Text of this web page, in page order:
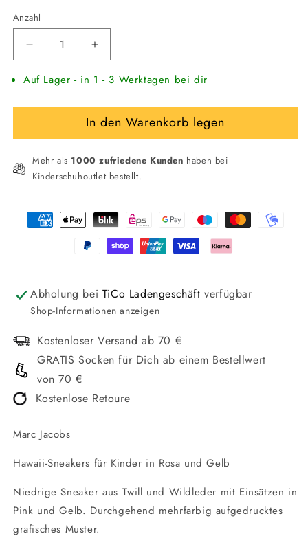
Anzahl
Verringere
die
Menge
MARC
Hawaii-
Erhöhe
die
Menge
MARC
JACOBS
Hawaii-
Auf Lager - in 1 - 3 Werktagen bei dir
In den Warenkorb legen
Mehr als 1000 zufriedene Kunden haben bei
Kinderschuhoutlet bestellt.
Zahlungsmethoden
Abholung bei TiCo Ladengeschäft verfügbar
Shop-Informationen anzeigen
Kostenloser Versand ab 70 €
GRATIS Socken für Dich ab einem Bestellwert
von 70 €
Kostenlose Retoure
Marc Jacobs
Hawaii-Sneakers für Kinder in Rosa und Gelb
Niedrige Sneaker aus Twill und Wildleder mit Einsätzen in
Pink und Gelb. Durchgehend mehrfarbig aufgedrucktes
grafisches Muster.